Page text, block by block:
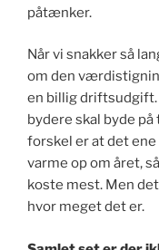
påtænker.
Når vi snakker så
om den
en billig driftsudgift.
bydere skal byde
forskel er at det
varme op om året,
koste mest. Men
hvor meget det er.